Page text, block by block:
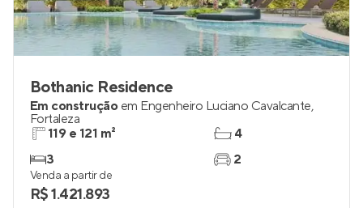
Bothanic Residence
Em construção em Engenheiro Luciano Cavalcante,
Fortaleza
119 e 121 m²
3
4
2
Venda a partir de
R$ 1.421.893